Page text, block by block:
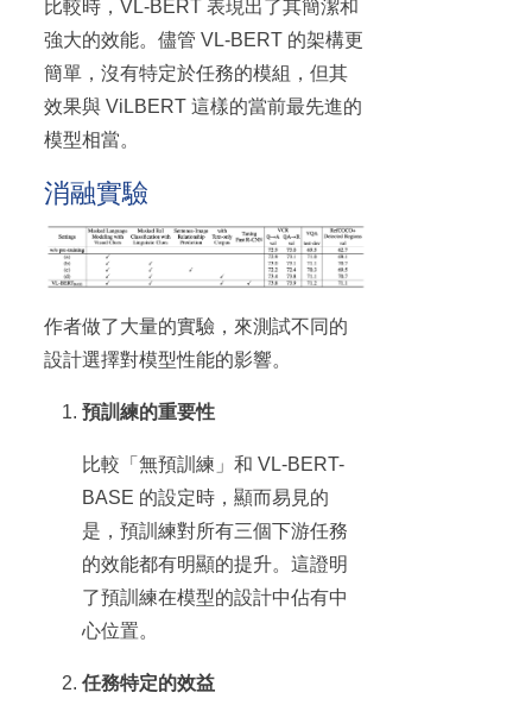
比較時，VL-BERT 表現出了其簡潔和
強大的效能。儘管 VL-BERT 的架構更
簡單，沒有特定於任務的模組，但其
效果與 ViLBERT 這樣的當前最先進的
模型相當。
消融實驗
作者做了大量的實驗，來測試不同的
設計選擇對模型性能的影響。
預訓練的重要性
比較「無預訓練」和 VL-BERT-
BASE 的設定時，顯而易見的
是，預訓練對所有三個下游任務
的效能都有明顯的提升。這證明
了預訓練在模型的設計中佔有中
心位置。
任務特定的效益